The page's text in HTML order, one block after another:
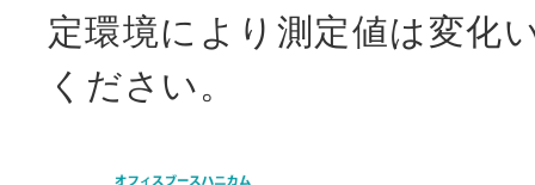
定環境により測定値は変化
ください。